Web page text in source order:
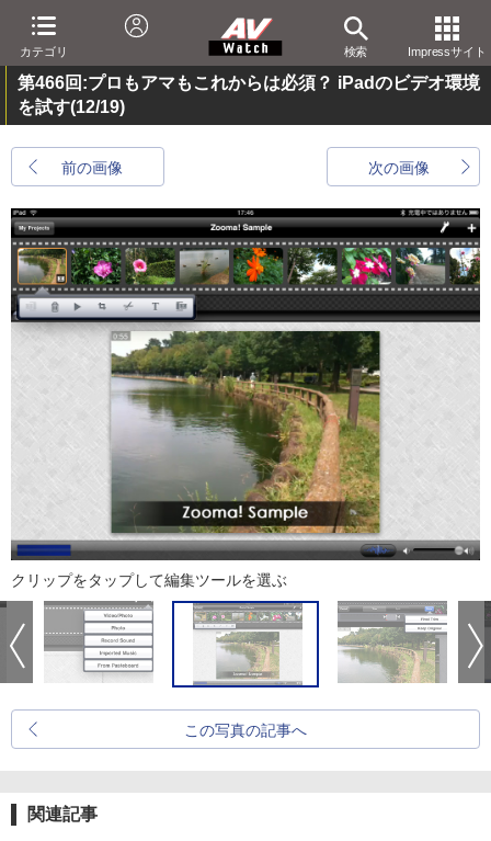
カテゴリ 検索 Impressサイト
第466回:プロもアマもこれからは必須？ iPadのビデオ環境
を試す(12/19)
前の画像 次の画像
クリップをタップして編集ツールを選ぶ
この写真の記事へ
関連記事